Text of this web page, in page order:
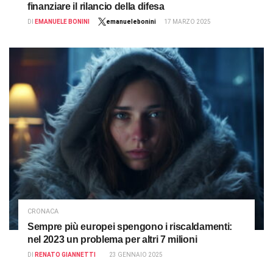
finanziare il rilancio della difesa
DI EMANUELE BONINI emanuelebonini 17 MARZO 2025
CRONACA
Sempre più europei spengono i riscaldamenti:
nel 2023 un problema per altri 7 milioni
DI RENATO GIANNETTI 23 GENNAIO 2025